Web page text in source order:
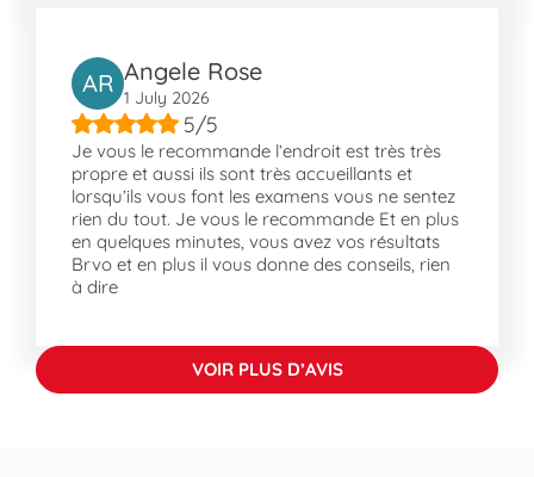
AR Angele Rose
1 July 2026
5/5
Je vous le recommande l’endroit est très très
propre et aussi ils sont très accueillants et
lorsqu’ils vous font les examens vous ne sentez
rien du tout. Je vous le recommande Et en plus
en quelques minutes, vous avez vos résultats
Brvo et en plus il vous donne des conseils, rien
à dire
VOIR PLUS D’AVIS